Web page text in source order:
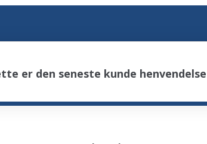
er den seneste kunde